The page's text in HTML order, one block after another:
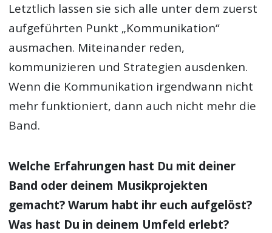
Letztlich lassen sie sich alle unter dem zuerst
aufgeführten Punkt „Kommunikation“
ausmachen. Miteinander reden,
kommunizieren und Strategien ausdenken.
Wenn die Kommunikation irgendwann nicht
mehr funktioniert, dann auch nicht mehr die
Band.
Welche Erfahrungen hast Du mit deiner
Band oder deinem Musikprojekten
gemacht? Warum habt ihr euch aufgelöst?
Was hast Du in deinem Umfeld erlebt?